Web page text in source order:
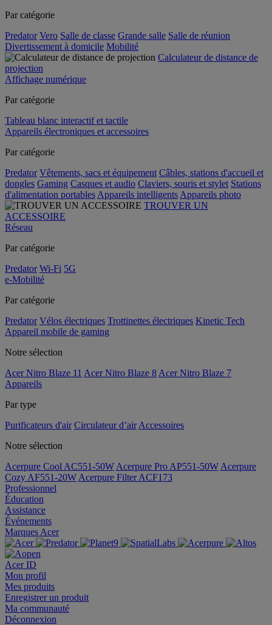
Par catégorie
Predator Vero Salle de classe Grande salle Salle de réunion
Divertissement à domicile Mobilité
Calculateur de distance de
projection
Affichage numérique
Par catégorie
Tableau blanc interactif et tactile
Appareils électroniques et accessoires
Par catégorie
Predator Vêtements, sacs et équipement Câbles, stations d'accueil et
dongles Gaming Casques et audio Claviers, souris et stylet Stations
d'alimentation portables Appareils intelligents Appareils photo
TROUVER UN
ACCESSOIRE
Réseau
Par catégorie
Predator Wi-Fi 5G
e-Mobilité
Par catégorie
Predator Vélos électriques Trottinettes électriques Kinetic Tech
Appareil mobile de gaming
Notre sélection
Acer Nitro Blaze 11 Acer Nitro Blaze 8 Acer Nitro Blaze 7
Appareils
Par type
Purificateurs d'air Circulateur d’air Accessoires
Notre sélection
Acerpure Cool AC551-50W Acerpure Pro AP551-50W Acerpure
Cozy AF551-20W Acerpure Filter ACF173
Professionnel
Éducation
Assistance
Événements
Marques Acer
Acer ID
Mon profil
Mes produits
Enregistrer un produit
Ma communauté
Déconnexion